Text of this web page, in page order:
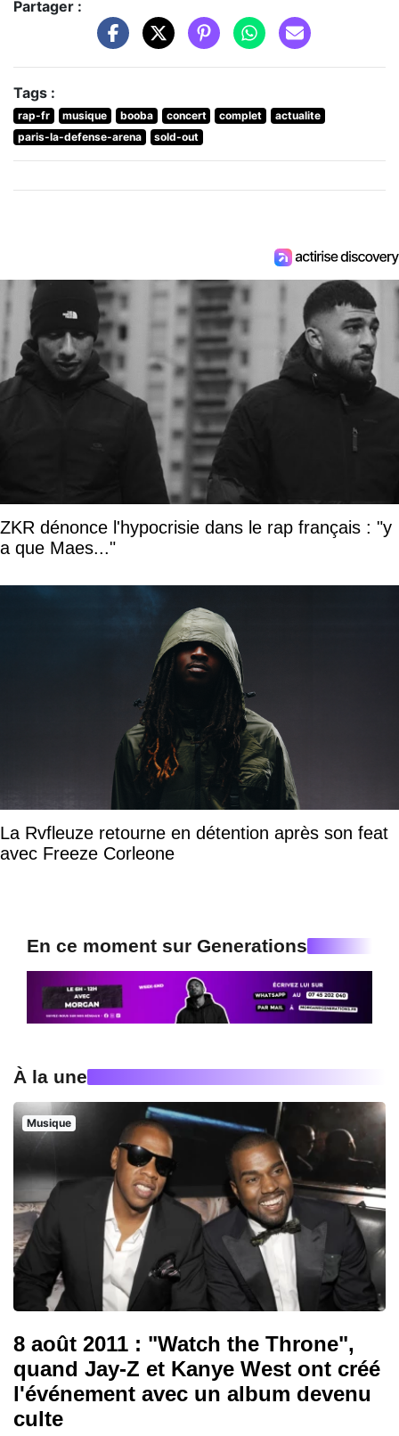
Partager :
Tags :
rap-fr musique booba concert complet
actualite
paris-la-defense-arena
sold-out
ZKR dénonce l'hypocrisie dans le rap français : "y
a que Maes..."
La Rvfleuze retourne en détention après son feat
avec Freeze Corleone
En ce moment sur Generations
À la une
Musique
8 août 2011 : "Watch the Throne",
quand Jay-Z et Kanye West ont créé
l'événement avec un album devenu
culte